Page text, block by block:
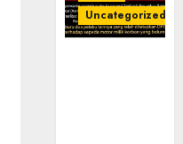
Uncategorized